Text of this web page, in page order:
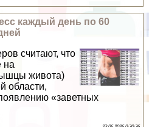
каждый день по 60
считают, что
на
живота)
области,
«заветных